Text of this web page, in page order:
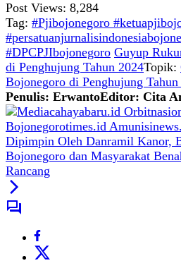
Post Views: 8,284
Tag: #Pjibojonegoro
#DPCPJIbojonegoro Guyup
di Penghujung Tahun 2024Topik:
Bojonegoro di Penghujung Tahun
Penulis: ErwantoEditor: Cita
Dipimpin Oleh Danramil Kanor,
Bojonegoro dan Masyarakat
Rancang